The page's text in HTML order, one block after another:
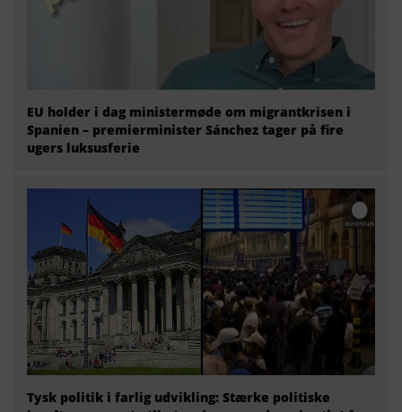
EU holder i dag ministermøde om migrantkrisen i
Spanien – premierminister Sánchez tager på fire
ugers luksusferie
Tysk politik i farlig udvikling: Stærke politiske